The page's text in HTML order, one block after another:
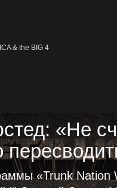
& the BIG 4
«Не
«Trunk Nation